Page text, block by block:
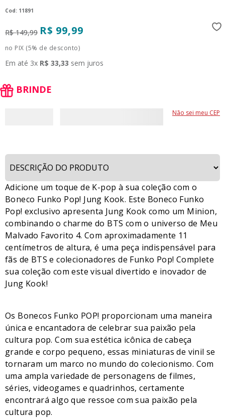
: 11891
R$ 149,99 R$ 99,99
no PIX (5% de desconto)
Em até 3x R$ 33,33 sem juros
BRINDE
Não sei meu CEP
Adicione um toque de K-pop à sua coleção com o
Boneco Funko Pop! Jung Kook. Este Boneco Funko
Pop! exclusivo apresenta Jung Kook como um Minion,
combinando o charme do BTS com o universo de Meu
Malvado Favorito 4. Com aproximadamente 11
centímetros de altura, é uma peça indispensável para
fãs de BTS e colecionadores de Funko Pop! Complete
sua coleção com este visual divertido e inovador de
Jung Kook!
Os Bonecos Funko POP! proporcionam uma maneira
única e encantadora de celebrar sua paixão pela
cultura pop. Com sua estética icônica de cabeça
grande e corpo pequeno, essas miniaturas de vinil se
tornaram um marco no mundo do colecionismo. Com
uma ampla variedade de personagens de filmes,
séries, videogames e quadrinhos, certamente
encontrará algo que ressoe com sua paixão pela
cultura pop.